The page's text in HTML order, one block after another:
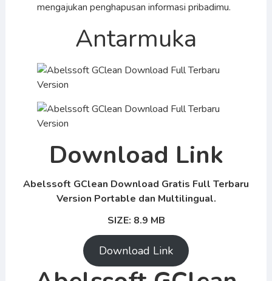
mengajukan penghapusan informasi pribadimu.
Antarmuka
Download Link
Abelssoft GClean Download Gratis Full Terbaru
Version Portable dan Multilingual.
SIZE: 8.9 MB
Download Link